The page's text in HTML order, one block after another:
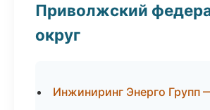
Приволжский
округ
Инжиниринг Энерго Групп